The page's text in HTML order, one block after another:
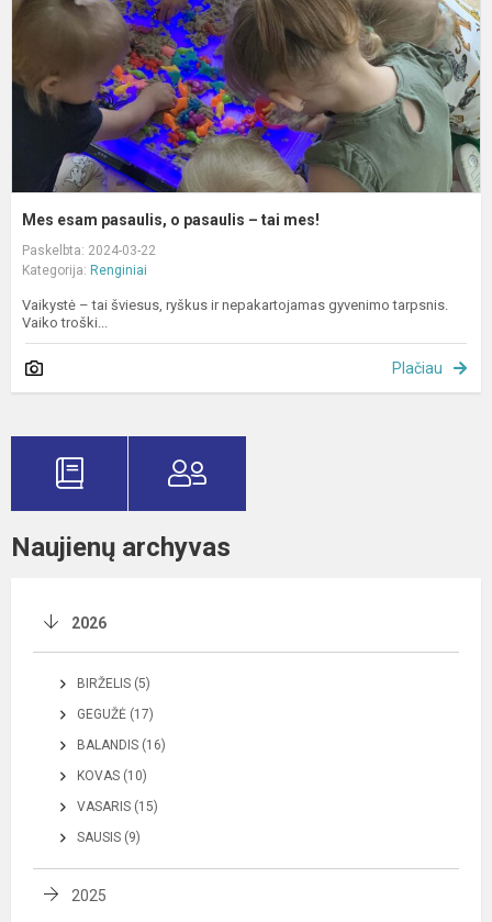
Mes esam pasaulis, o pasaulis – tai mes!
Paskelbta: 2024-03-22
Kategorija: Renginiai
Vaikystė – tai šviesus, ryškus ir nepakartojamas gyvenimo tarpsnis.
Vaiko troški...
Plačiau
Naujienų archyvas
2026
BIRŽELIS (5)
GEGUŽĖ (17)
BALANDIS (16)
KOVAS (10)
VASARIS (15)
SAUSIS (9)
2025